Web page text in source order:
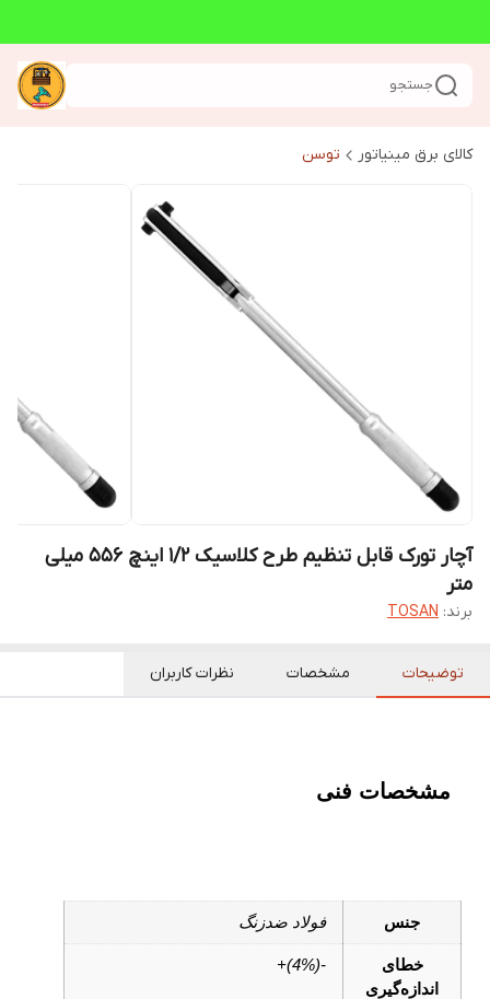
جستجو
کالای برق مینیاتور توسن
آچار تورک قابل تنظیم طرح کلاسیک 1/2 اینچ 556 میلی
متر
برند: TOSAN
توضیحات مشخصات نظرات کاربران
مشخصات فنی
جنس فولاد ضدزنگ
خطای
اندازه‌گیری
-(4%)+